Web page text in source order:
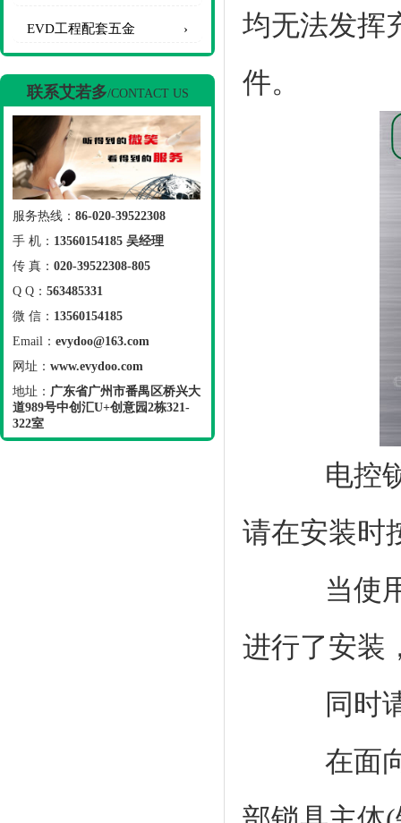
EVD工程配套五金
联系艾若多/CONTACT US
服务热线： 86-020-39522308
手 机： 13560154185 吴经理
传 真： 020-39522308-805
Q Q： 563485331
微 信： 13560154185
Email： evydoo@163.com
网址： www.evydoo.com
地址： 广东省广州市番禺区桥兴大
道989号中创汇U+创意园2栋321-
322室
均无法发挥
件。
电控锁
请在安装时
当使用
进行了安装
同时请
在面向